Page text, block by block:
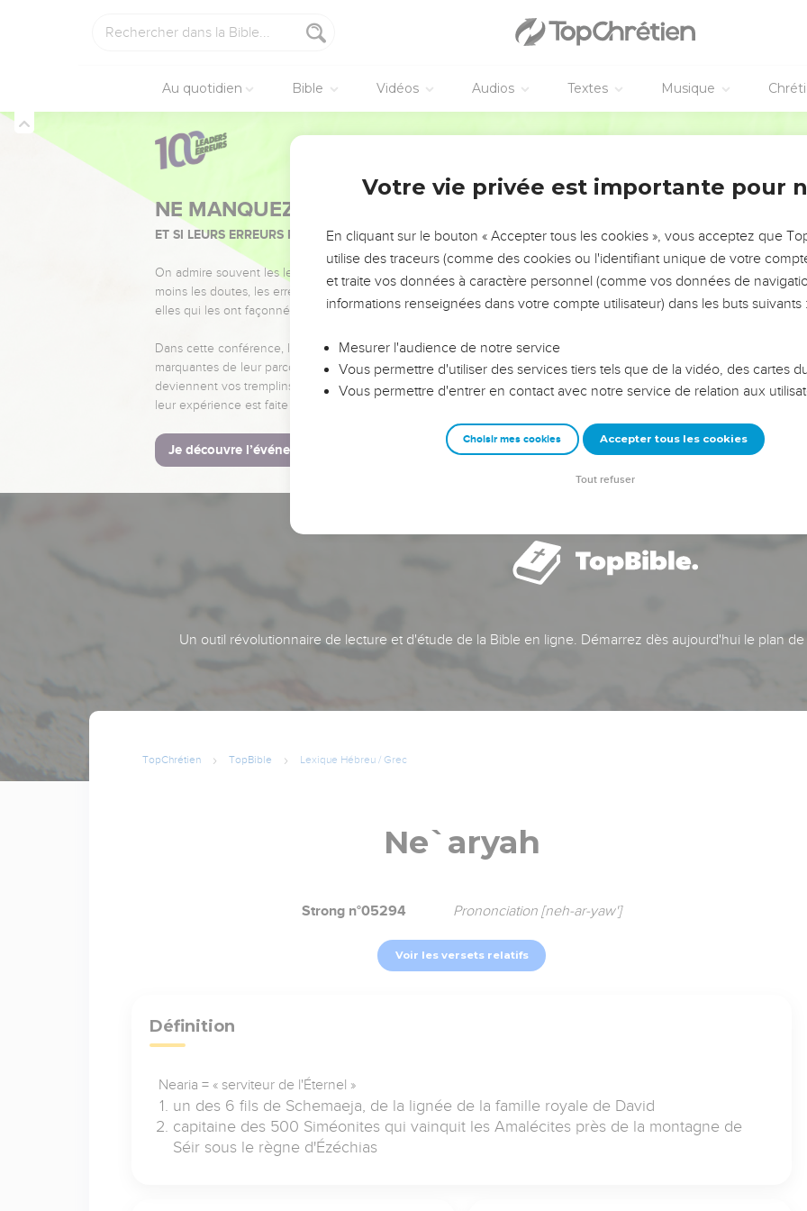
Au quotidien Bible Vidéos Audios Textes Musique
NE MANQUEZ PAS L’ÉVÉNEMENT DE L’ANNÉE !
ET SI LEURS ERREURS POUVAIENT VOUS ÉVITER LES VOTRES ?
On admire souvent les leaders pour leurs réussites, leur impact, leur foi ou leur vision. Mais on voit
moins les doutes, les erreurs et les saisons difficiles qu'ils ont traversés, alors même que ce sont
elles qui les ont façonnés.
Dans cette conférence, leaders, entrepreneurs, et responsables reviennent sur les erreurs
marquantes de leur parcours et les clés pour avancer avec plus de sagesse afin que leurs erreurs
deviennent vos tremplins. Que vous guidiez un ministère, une équipe, un groupe ou une famille,
leur expérience est faite pour vous.
Je découvre l’événement
Un outil révolutionnaire de lecture et d'étude de la Bible en ligne. Démarrez dès aujourd'hui le plan
TopChrétien TopBible Lexique Hébreu / Grec
Ne`aryah
Strong n°05294 Prononciation [neh-ar-yaw']
Voir les versets relatifs
Définition
Nearia = « serviteur de l'Éternel »
un des 6 fils de Schemaeja, de la lignée de la famille royale de David
capitaine des 500 Siméonites qui vainquit les Amalécites près de la montagne de
Séir sous le règne d'Ézéchias
Votre vie privée est importante pour
En cliquant sur le bouton « Accepter tous les cookies », vous acceptez que
utilise des traceurs (comme des cookies ou l'identifiant unique de votre
et traite vos données à caractère personnel (comme vos données de
informations renseignées dans votre compte utilisateur) dans les buts suivants
Mesurer l'audience de notre service
Vous permettre d'utiliser des services tiers tels que de la vidéo, des cartes
Vous permettre d'entrer en contact avec notre service de relation aux
Choisir mes cookies Accepter tous les cookies
Tout refuser